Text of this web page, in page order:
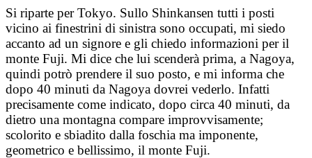
Si riparte per Tokyo. Sullo Shinkansen tutti i posti
vicino ai finestrini di sinistra sono occupati, mi siedo
accanto ad un signore e gli chiedo informazioni per il
monte Fuji. Mi dice che lui scenderà prima, a Nagoya,
quindi potrò prendere il suo posto, e mi informa che
dopo 40 minuti da Nagoya dovrei vederlo. Infatti
precisamente come indicato, dopo circa 40 minuti, da
dietro una montagna compare improvvisamente;
scolorito e sbiadito dalla foschia ma imponente,
geometrico e bellissimo, il monte Fuji.